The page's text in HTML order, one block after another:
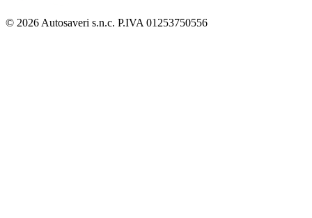
© 2026 Autosaveri s.n.c. P.IVA 01253750556